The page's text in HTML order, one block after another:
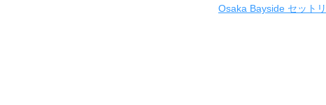
Osaka Bayside セット